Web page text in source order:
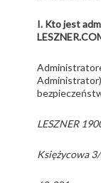
I. Kto jest
LESZNER
Księżycowa